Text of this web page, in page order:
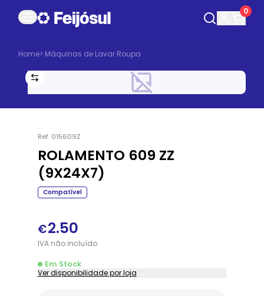
0
Home> Máquinas de Lavar Roupa
Ref. 015609Z
ROLAMENTO 609 ZZ
(9X24X7)
Compatível
€2.50
IVAnãoincluído
Em Stock
Ver disponibilidade por loja